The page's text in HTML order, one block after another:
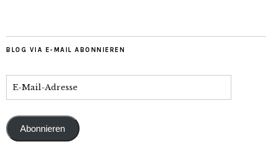
BLOG VIA E-MAIL ABONNIEREN
Abonnieren